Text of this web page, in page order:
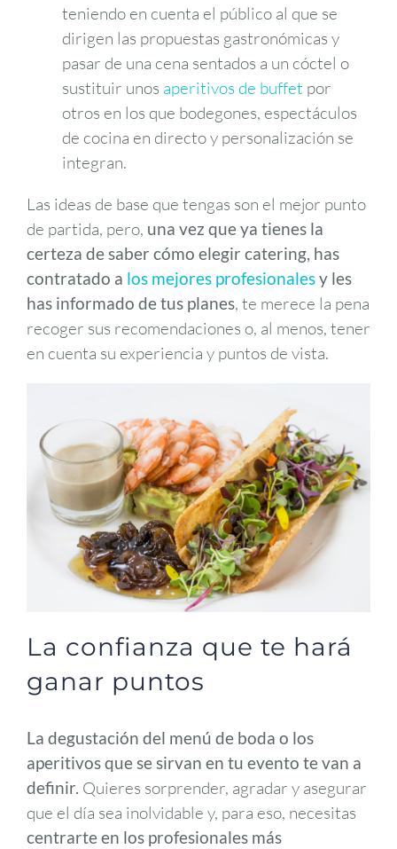
teniendo en cuenta el público al que se
dirigen las propuestas gastronómicas y
pasar de una cena sentados a un cóctel o
sustituir unos aperitivos de buffet por
otros en los que bodegones, espectáculos
de cocina en directo y personalización se
integran.
Las ideas de base que tengas son el mejor punto
de partida, pero, una vez que ya tienes la
certeza de saber cómo elegir catering, has
contratado a los mejores profesionalesy les
has informado de tus planes, te merece la pena
recoger sus recomendaciones o, al menos, tener
en cuenta su experiencia y puntos de vista.
La confianza que te hará
ganar puntos
La degustación del menú de boda o los
aperitivos que se sirvan en tu evento te van a
definir. Quieres sorprender, agradar y asegurar
que el día sea inolvidable y, para eso, necesitas
centrarte en los profesionales más